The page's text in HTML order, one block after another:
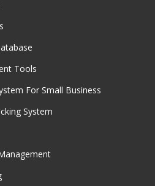
Tools
For Small Business
System